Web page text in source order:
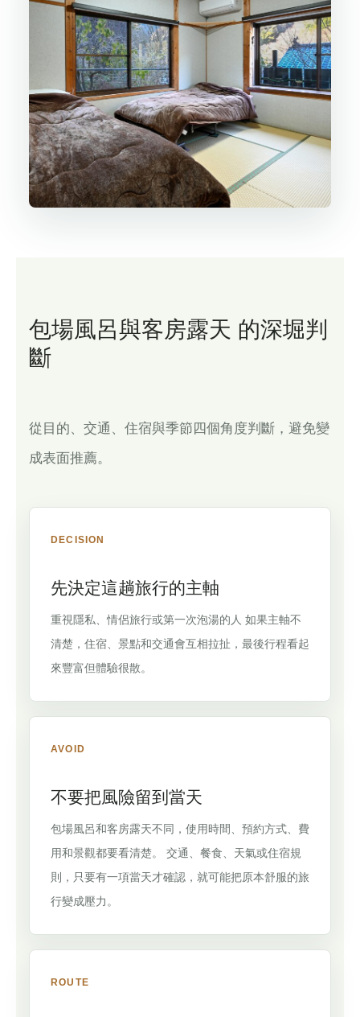
包場風呂與客房露天 的深堀判
斷
從目的、交通、住宿與季節四個角度判斷，避免變
成表面推薦。
DECISION
先決定這趟旅行的主軸
重視隱私、情侶旅行或第一次泡湯的人 如果主軸不
清楚，住宿、景點和交通會互相拉扯，最後行程看起
來豐富但體驗很散。
AVOID
不要把風險留到當天
包場風呂和客房露天不同，使用時間、預約方式、費
用和景觀都要看清楚。 交通、餐食、天氣或住宿規
則，只要有一項當天才確認，就可能把原本舒服的旅
行變成壓力。
ROUTE